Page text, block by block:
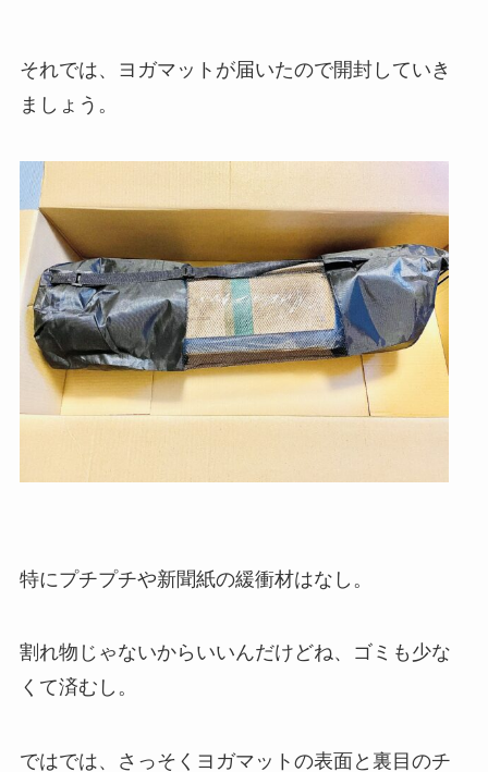
それでは、ヨガマットが届いたので開封していき
ましょう。
特にプチプチや新聞紙の緩衝材はなし。
割れ物じゃないからいいんだけどね、ゴミも少な
くて済むし。
ではでは、さっそくヨガマットの表面と裏目のチ